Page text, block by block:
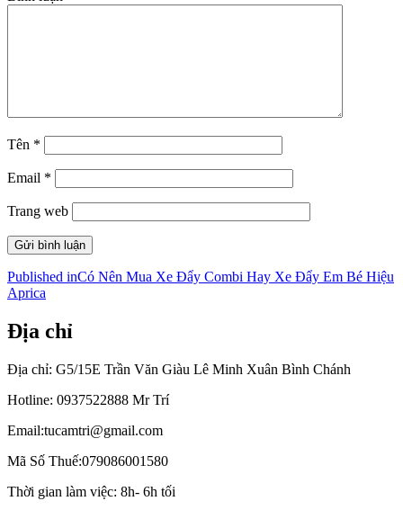
Tên *
Email *
Trang web
Điều
hướng
bài
Published inCó Nên Mua Xe Đẩy Combi Hay Xe Đẩy Em Bé Hiệu
Aprica
Địa chỉ
Địa chỉ: G5/15E Trần Văn Giàu Lê Minh Xuân Bình Chánh
Hotline: 0937522888 Mr Trí
Email:tucamtri@gmail.com
Mã Số Thuế:079086001580
Thời gian làm việc: 8h- 6h tối